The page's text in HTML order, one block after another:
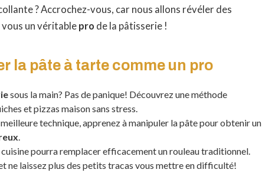
? Accrochez-vous, car nous allons révéler des
un véritable pro de la pâtisserie !
la pâte à tarte comme un pro
sous la main? Pas de panique! Découvrez une méthode
et pizzas maison sans stress.
technique, apprenez à manipuler la pâte pour obtenir un
pourra remplacer efficacement un rouleau traditionnel.
ne laissez plus des petits tracas vous mettre en difficulté!